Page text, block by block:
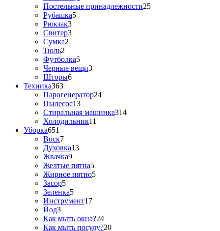
Постельные принадлежности25
Рубашка5
Рюкзак3
Свитер3
Сумка2
Тюль2
Футболка5
Черные вещи3
Шторы6
Техника363
Парогенератор24
Пылесос13
Стиральная машинка314
Холодильник11
Уборка651
Воск7
Духовка13
Жвачка9
Желтые пятна5
Жирное пятно5
Засор5
Зеленка5
Инструмент17
Йод3
Как мыть окна?24
Как мыть посуду?20